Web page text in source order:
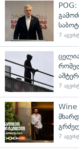
POG:
7
7
Wine
7